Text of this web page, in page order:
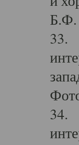
Б.Ф.
33.
34.